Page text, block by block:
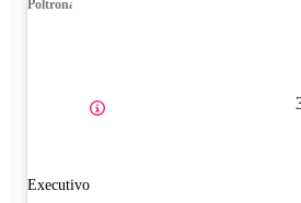
Poltrona
Executivo